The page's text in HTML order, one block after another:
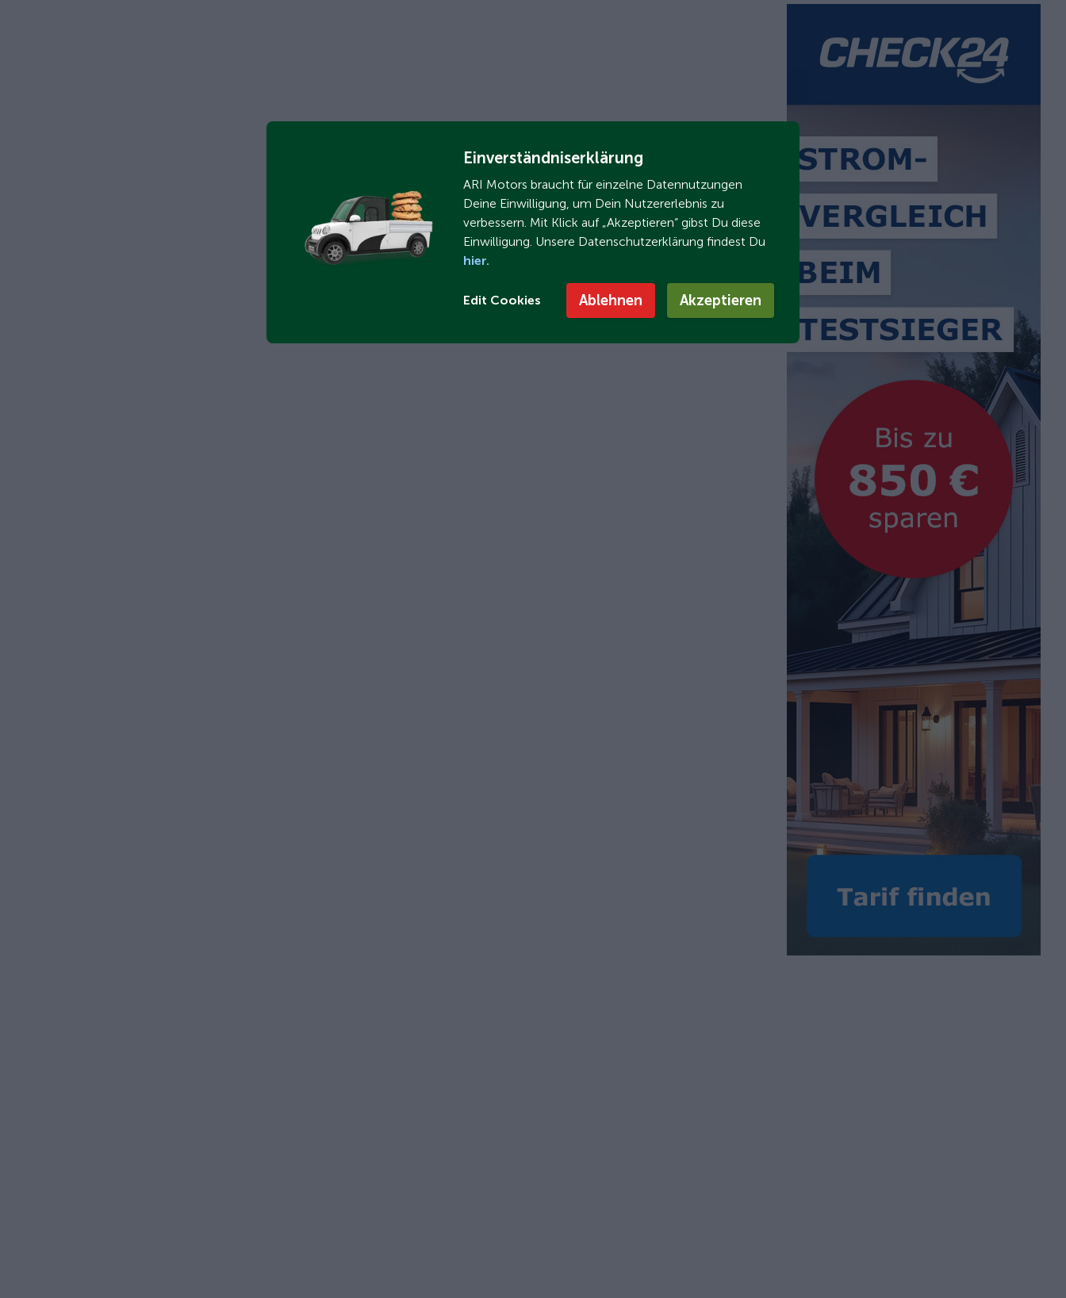
Einverständniserklärung
ARI Motors braucht für einzelne Datennutzungen
Deine Einwilligung, um Dein Nutzererlebnis zu
verbessern. Mit Klick auf „Akzeptieren“ gibst Du diese
Einwilligung. Unsere Datenschutzerklärung findest Du
hier.
Edit Cookies Ablehnen Akzeptieren